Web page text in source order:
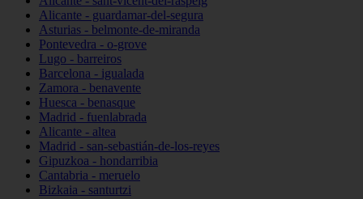
Alicante - guardamar-del-segura
Asturias - belmonte-de-miranda
Pontevedra - o-grove
Lugo - barreiros
Barcelona - igualada
Zamora - benavente
Huesca - benasque
Madrid - fuenlabrada
Alicante - altea
Madrid - san-sebastián-de-los-reyes
Gipuzkoa - hondarribia
Cantabria - meruelo
Bizkaia - santurtzi